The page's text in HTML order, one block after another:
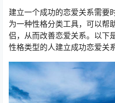
建立一个成功的恋爱关系需要
为一种性格分类工具，可以帮
侣，从而改善恋爱关系。以下
性格类型的人建立成功恋爱关